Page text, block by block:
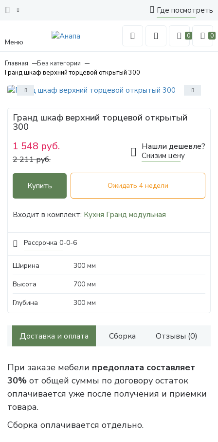
Где посмотреть
Меню
0 0
Главная
Без категории
Гранд шкаф верхний торцевой открытый 300
Рассрочка 0-0-6
Гранд шкаф верхний торцевой открытый
300
1 548 руб.
2 211 руб.
Нашли дешевле?
Снизим цену
Купить Ожидать 4 недели
Входит в комплект: Кухня Гранд модульная
Ширина
300 мм
Высота
700 мм
Глубина
300 мм
Доставка и оплата Сборка Отзывы (0)
При заказе мебели предоплата составляет
30% от общей суммы по договору остаток
оплачивается уже после получения и приемки
товара.
Сборка оплачивается отдельно.